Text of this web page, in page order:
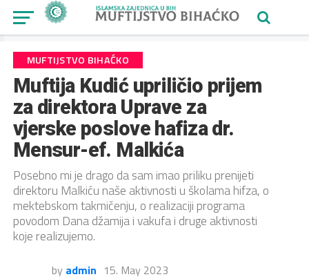
MUFTIJSTVO BIHAĆKO
Muftija Kudić upriličio prijem
za direktora Uprave za
vjerske poslove hafiza dr.
Mensur-ef. Malkića
Posebno mi je drago da sam imao priliku prenijeti
direktoru Malkiću naše aktivnosti u školama hifza, o
mektebskom takmičenju, o realizaciji programa
povodom Dana džamija i vakufa i druge aktivnosti
koje realizujemo.
by admin 15. May 2023